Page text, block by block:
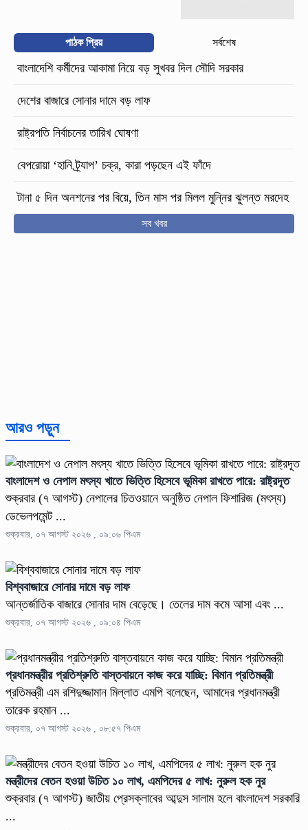
পাঠক প্রিয় সর্বশেষ
বাংলাদেশি কর্মীদের আকামা নিয়ে বড় সুখবর দিল সৌদি সরকার
দেশের বাজারে সোনার দামে বড় লাফ
রাষ্ট্রপতি নির্বাচনের তারিখ ঘোষণা
বেপরোয়া ‘হানি ট্র্যাপ’ চক্র, কারা পড়ছেন এই ফাঁদে
টানা ৫ দিন অনশনের পর বিয়ে, তিন মাস পর মিলল মুন্নির ঝুলন্ত মরদেহ
সব খবর
আরও পড়ুন
বাংলাদেশ ও নেপাল মৎস্য খাতে ভিত্তি হিসেবে ভূমিকা রাখতে পারে: রাষ্ট্রদূত
শুক্রবার (৭ আগস্ট) নেপালের চিতওয়ানে অনুষ্ঠিত নেপাল ফিশারিজ (মৎস্য)
ডেভেলপমেন্ট ...
শুক্রবার, ০৭ আগস্ট ২০২৬ , ০৯:০৬ পিএম
বিশ্ববাজারে সোনার দামে বড় লাফ
আন্তর্জাতিক বাজারে সোনার দাম বেড়েছে। তেলের দাম কমে আসা এবং ...
শুক্রবার, ০৭ আগস্ট ২০২৬ , ০৯:০৪ পিএম
প্রধানমন্ত্রীর প্রতিশ্রুতি বাস্তবায়নে কাজ করে যাচ্ছি: বিমান প্রতিমন্ত্রী
প্রতিমন্ত্রী এম রশিদুজ্জামান মিল্লাত এমপি বলেছেন, আমাদের প্রধানমন্ত্রী
তারেক রহমান ...
শুক্রবার, ০৭ আগস্ট ২০২৬ , ০৮:৫৭ পিএম
মন্ত্রীদের বেতন হওয়া উচিত ১০ লাখ, এমপিদের ৫ লাখ: নুরুল হক নুর
শুক্রবার (৭ আগস্ট) জাতীয় প্রেসক্লাবের আব্দুস সালাম হলে বাংলাদেশ সরকারি
...